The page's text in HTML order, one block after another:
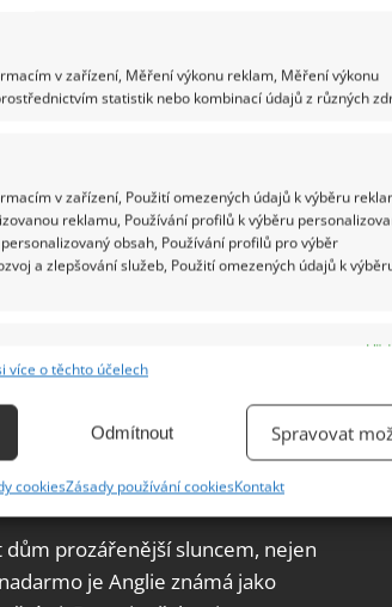
v zařízení, Měření výkonu reklam, Měření výkonu
statistik nebo kombinací údajů z různých
v zařízení, Použití omezených údajů k výběru
reklamu, Používání profilů k výběru
obsah, Používání profilů pro výběr
a zlepšování služeb, Použití omezených údajů k
automaticky přenášených informací.
informací.
a zjišťování podvodů a
a zobrazování reklamy a obsahu,
více o těchto účelech
Odmítnout Spravovat
cookiesZásady používání cookiesKontakt
dům prozářenější sluncem, nejen
je Anglie známá jako